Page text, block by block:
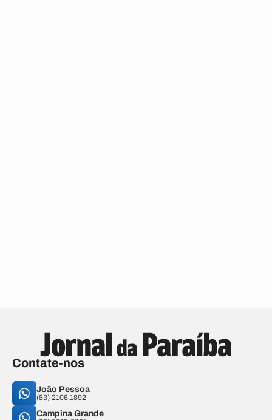
Contate-nos
João Pessoa
(83) 2106.1892
Campina Grande